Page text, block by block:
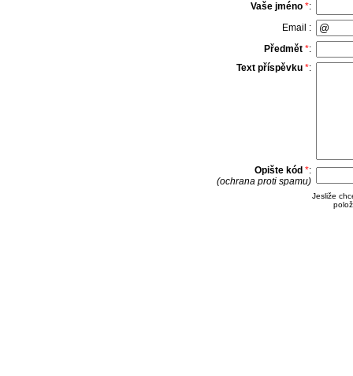
Vaše jméno *:
Email :
Předmět *:
Text příspěvku *:
Opište kód *:
(ochrana proti spamu)
Jesliže